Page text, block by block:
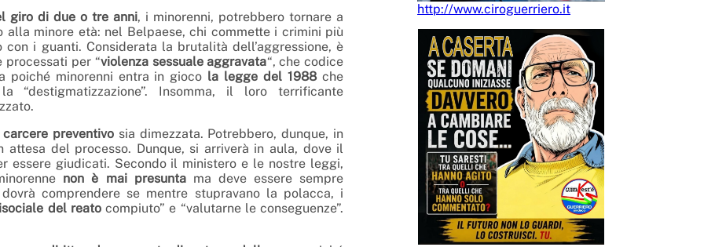
giro di due o tre anni, i minorenni, potrebbero tornare a
minore età: nel Belpaese, chi commette i crimini più
i guanti. Considerata la brutalità dell’aggressione, è
processati per “violenza sessuale aggravata“, che codice
poiché minorenni entra in gioco la legge del 1988che
Insomma, il loro terrificante
preventivosia dimezzata. Potrebbero, dunque, in
del processo. Dunque, si arriverà in aula, dove il
essere giudicati. Secondo il ministero e le nostre leggi,
non è mai presuntama deve essere sempre
comprendere se mentre stupravano la polacca, i
del reato compiuto” e “valutarne le conseguenze”.
http://www.ciroguerriero.it